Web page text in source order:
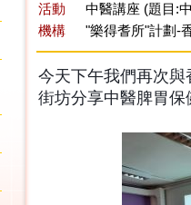
活動
中醫講座 (題目:
機構
"樂得耆所"計劃-
今天下午我們再次
街坊分享中醫脾胃保